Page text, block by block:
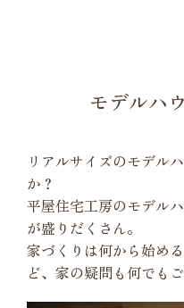
モデルハ
リアルサイズのモデル
か？
平屋住宅工房のモデル
が盛りだくさん。
家づくりは何から始め
ど、家の疑問も何でも